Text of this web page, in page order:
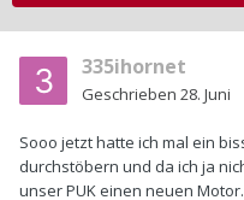
335ihornet
Geschrieben 28. Juni
Sooo jetzt hatte ich mal ein
durchstöbern und da ich ja
unser PUK einen neuen